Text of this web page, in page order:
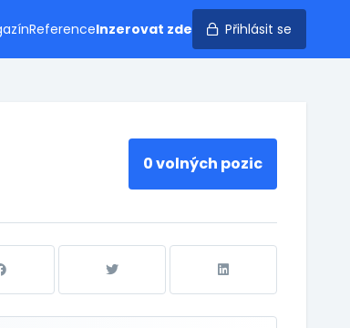
ReferenceInzerovat zde Přihlásit se
0 volných pozic